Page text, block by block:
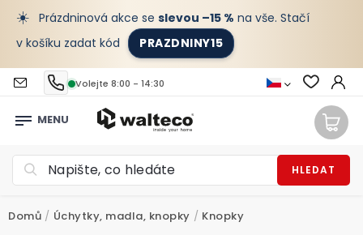
☀️ Prázdninová akce se slevou –15 % na vše. Stačí
v košíku zadat kód
PRAZDNINY15
Volejte 8:00 - 14:30
HLEDAT
Domů / Úchytky, madla, knopky / Knopky